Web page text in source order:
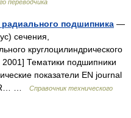
переводчика
подшипника —
сечения,
круглоцилиндрического
Тематики подшипники
показатели EN journal
…
Справочник технического